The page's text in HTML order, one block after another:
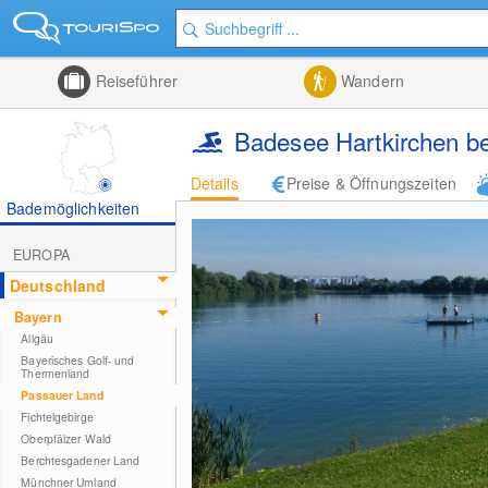
Reiseführer Wandern
Badesee Hartkirchen
Details Preise & Öffnungszeiten
Bademöglichkeiten
EUROPA
Deutschland
Bayern
Allgäu
Bayerisches Golf- und
Thermenland
Passauer Land
Fichtelgebirge
Oberpfälzer Wald
Berchtesgadener Land
Münchner Umland